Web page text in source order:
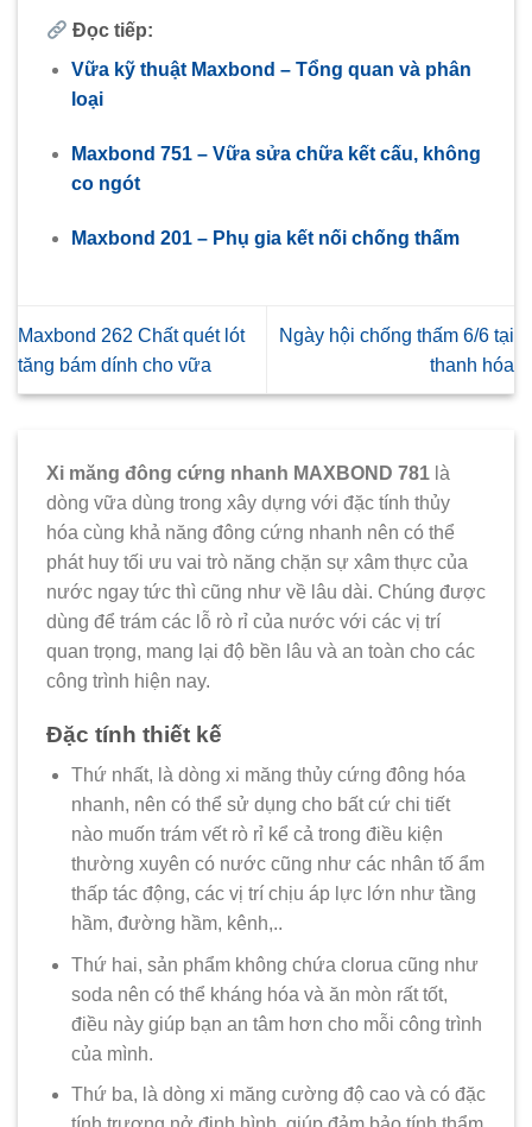
Đọc tiếp:
Vữa kỹ thuật Maxbond – Tổng quan và phân
loại
Maxbond 751 – Vữa sửa chữa kết cấu, không
co ngót
Maxbond 201 – Phụ gia kết nối chống thấm
Maxbond 262 Chất quét lót
tăng bám dính cho vữa
Ngày hội chống thấm 6/6 tại
thanh hóa
Xi măng đông cứng nhanh MAXBOND 781 là
dòng vữa dùng trong xây dựng với đặc tính thủy
hóa cùng khả năng đông cứng nhanh nên có thể
phát huy tối ưu vai trò năng chặn sự xâm thực của
nước ngay tức thì cũng như về lâu dài. Chúng được
dùng để trám các lỗ rò rỉ của nước với các vị trí
quan trọng, mang lại độ bền lâu và an toàn cho các
công trình hiện nay.
Đặc tính thiết kế
Thứ nhất, là dòng xi măng thủy cứng đông hóa
nhanh, nên có thể sử dụng cho bất cứ chi tiết
nào muốn trám vết rò rỉ kể cả trong điều kiện
thường xuyên có nước cũng như các nhân tố ẩm
thấp tác động, các vị trí chịu áp lực lớn như tầng
hầm, đường hầm, kênh,..
Thứ hai, sản phẩm không chứa clorua cũng như
soda nên có thể kháng hóa và ăn mòn rất tốt,
điều này giúp bạn an tâm hơn cho mỗi công trình
của mình.
Thứ ba, là dòng xi măng cường độ cao và có đặc